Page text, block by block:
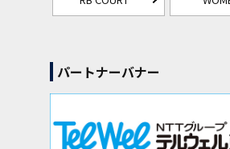
パートナーバナー